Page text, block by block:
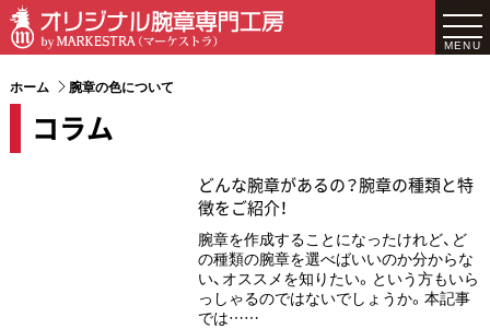
MENU
ホーム 腕章の色について
コラム
どんな腕章があるの？腕章の種類と特
徴をご紹介！
腕章を作成することになったけれど、ど
の種類の腕章を選べばいいのか分からな
い、オススメを知りたい。という方もいら
っしゃるのではないでしょうか。本記事
では……